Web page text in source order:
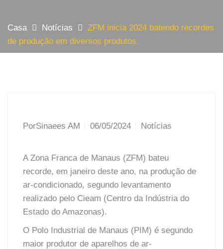
Casa Notícias
ZFM inicia 2024 batendo recordes
de produção em diversos produtos.
PorSinaees AM 06/05/2024 Notícias
A Zona Franca de Manaus (ZFM) bateu
recorde, em janeiro deste ano, na produção de
ar-condicionado, segundo levantamento
realizado pelo Cieam (Centro da Indústria do
Estado do Amazonas).
O Polo Industrial de Manaus (PIM) é segundo
maior produtor de aparelhos de ar-